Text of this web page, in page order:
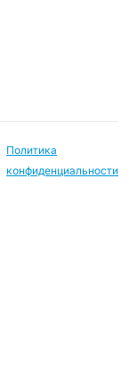
Политика
конфиденциальности